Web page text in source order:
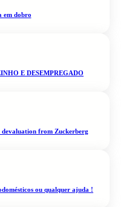
em dobro
E DESEMPREGADO
from Zuckerberg
ou qualquer ajuda !